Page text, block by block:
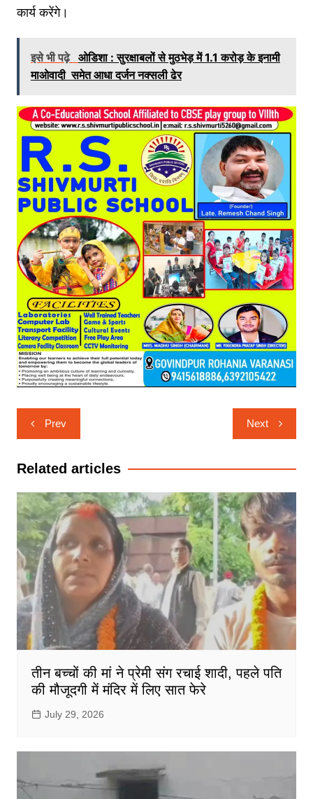
कार्य करेंगे।
इसे भी पढ़े ओडिशा : सुरक्षाबलों से मुठभेड़ में 1.1 करोड़ के इनामी
माओवादी समेत आधा दर्जन नक्सली ढेर
Post
navigation
Prev Next
Related articles
तीन बच्चों की मां ने प्रेमी संग रचाई शादी, पहले पति
की मौजूदगी में मंदिर में लिए सात फेरे
July 29, 2026